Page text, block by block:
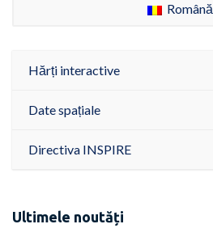
Română
Hărți interactive
Date spațiale
Directiva INSPIRE
Ultimele noutăți